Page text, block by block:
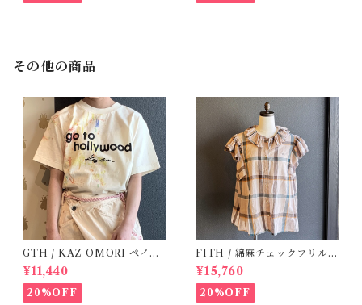
その他の商品
GTH / KAZ OMORI ペイン
トTee
¥11,440
20%OFF
FITH / 綿麻チェックフリルブ
ラウス(Be) / Size 1・2
¥15,760
20%OFF